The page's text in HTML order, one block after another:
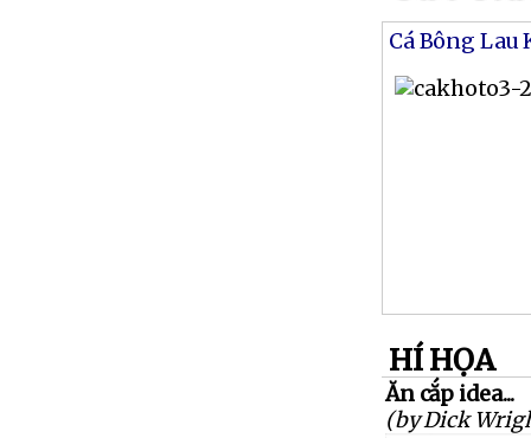
Cá Bông Lau
HÍ HỌA
Ăn cắp idea...
(by Dick